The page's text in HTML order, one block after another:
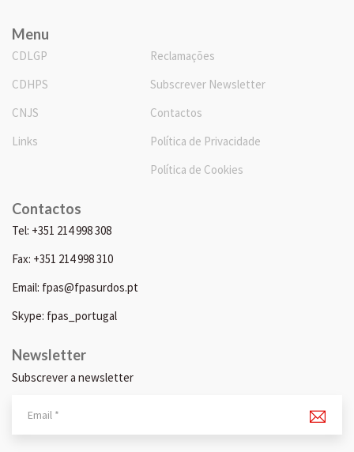
Menu
CDLGP
CDHPS
CNJS
Links
Reclamações
Subscrever Newsletter
Contactos
Política de Privacidade
Política de Cookies
Contactos
Tel: +351 214 998 308
Fax: +351 214 998 310
Email: fpas@fpasurdos.pt
Skype: fpas_portugal
Newsletter
Subscrever a newsletter